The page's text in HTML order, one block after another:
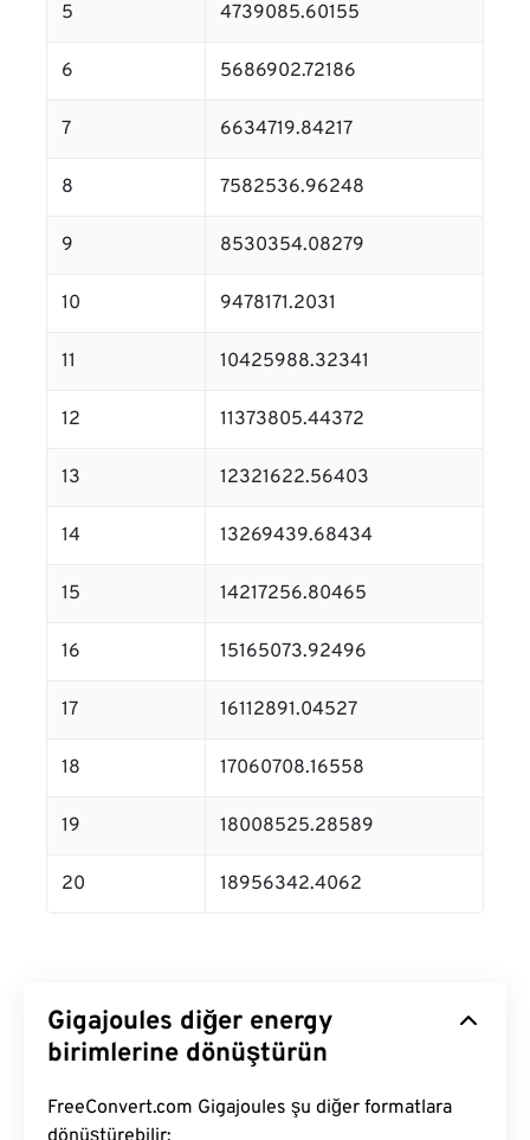
5 4739085.60155
6 5686902.72186
7 6634719.84217
8 7582536.96248
9 8530354.08279
10 9478171.2031
11 10425988.32341
12 11373805.44372
13 12321622.56403
14 13269439.68434
15 14217256.80465
16 15165073.92496
17 16112891.04527
18 17060708.16558
19 18008525.28589
20 18956342.4062
Gigajoules diğer energy
birimlerine dönüştürün
FreeConvert.com Gigajoules şu diğer formatlara